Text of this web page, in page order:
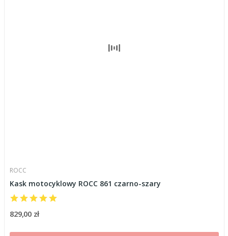
ROCC
Kask motocyklowy ROCC 861 czarno-szary
829,00 zł